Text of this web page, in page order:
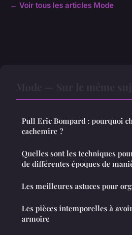
← Voir tous les articles Mode
Pull Eric Bompard : pourquoi
cachemire ?
Quelles sont les techniques
de différentes époques de
Les meilleures astuces pour
Les pièces intemporelles à
armoire